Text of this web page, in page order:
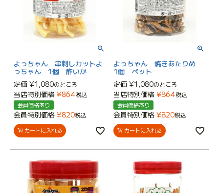
よっちゃん 串刺しカットよ
っちゃん 1個 酢いか
定価 ¥1,080のところ
当店特別価格 ¥864税込
会員価格あり
会員特別価格 ¥820税込
カートに入れる
よっちゃん 焼きあたりめ
1個 ペット
定価 ¥1,080のところ
当店特別価格 ¥864税込
会員価格あり
会員特別価格 ¥820税込
カートに入れる